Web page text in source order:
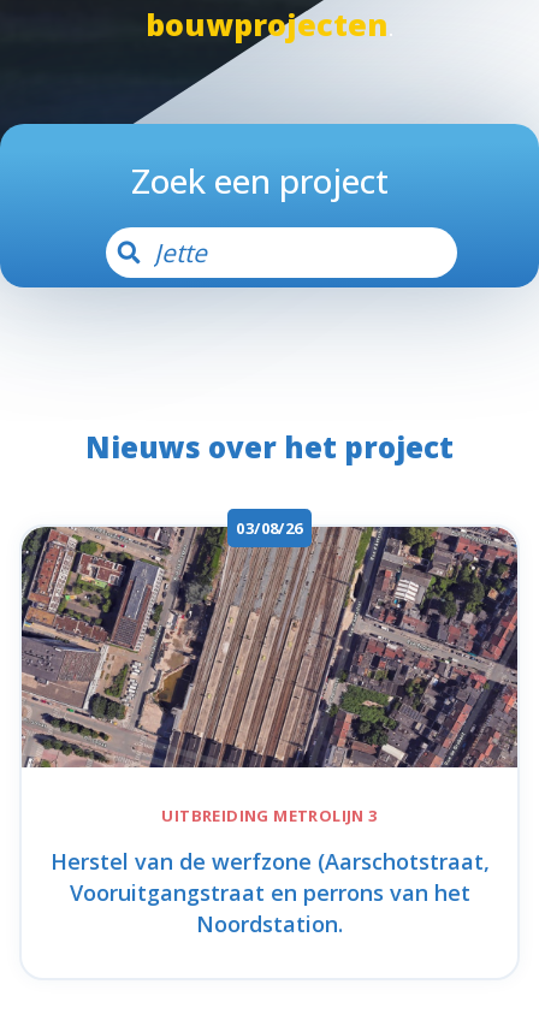
bouwprojecten.
Zoek een project
Nieuws over het project
03/08/26
UITBREIDING METROLIJN 3
Herstel van de werfzone (Aarschotstraat,
Vooruitgangstraat en perrons van het
Noordstation.